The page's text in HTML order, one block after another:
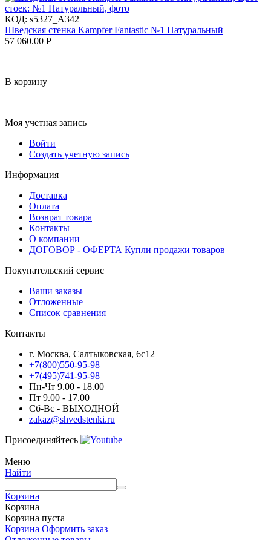
КОД: s5327_A342
Шведская стенка Kampfer Fantastic №1 Натуральный
57 060.00 Р
В корзину
Моя учетная запись
Войти
Создать учетную запись
Информация
Доставка
Оплата
Возврат товара
Контакты
О компании
ДОГОВОР - ОФЕРТА Купли продажи товаров
Покупательский сервис
Ваши заказы
Отложенные
Список сравнения
Контакты
г. Москва, Салтыковская, 6с12
+7(800)550-95-98
+7(495)741-95-98
Пн-Чт 9.00 - 18.00
Пт 9.00 - 17.00
Сб-Вс - ВЫХОДНОЙ
zakaz@shvedstenki.ru
Присоединяйтесь
Меню
Найти
Корзина
Корзина
Корзина пуста
Корзина Оформить заказ